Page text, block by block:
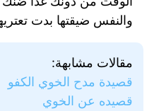
والنفس ضيقتها بدت
مقالات مشابهة:
قصيدة مدح الخوي الكفو
قصيده عن الخوي